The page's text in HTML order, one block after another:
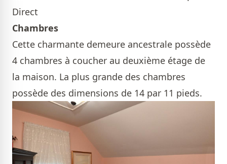
Direct
Chambres
Cette charmante demeure ancestrale possède
4 chambres à coucher au deuxième étage de
la maison. La plus grande des chambres
possède des dimensions de 14 par 11 pieds.